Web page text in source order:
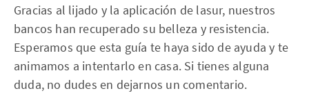
Gracias al lijado y la aplicación de lasur, nuestros
bancos han recuperado su belleza y resistencia.
Esperamos que esta guía te haya sido de ayuda y te
animamos a intentarlo en casa. Si tienes alguna
duda, no dudes en dejarnos un comentario.